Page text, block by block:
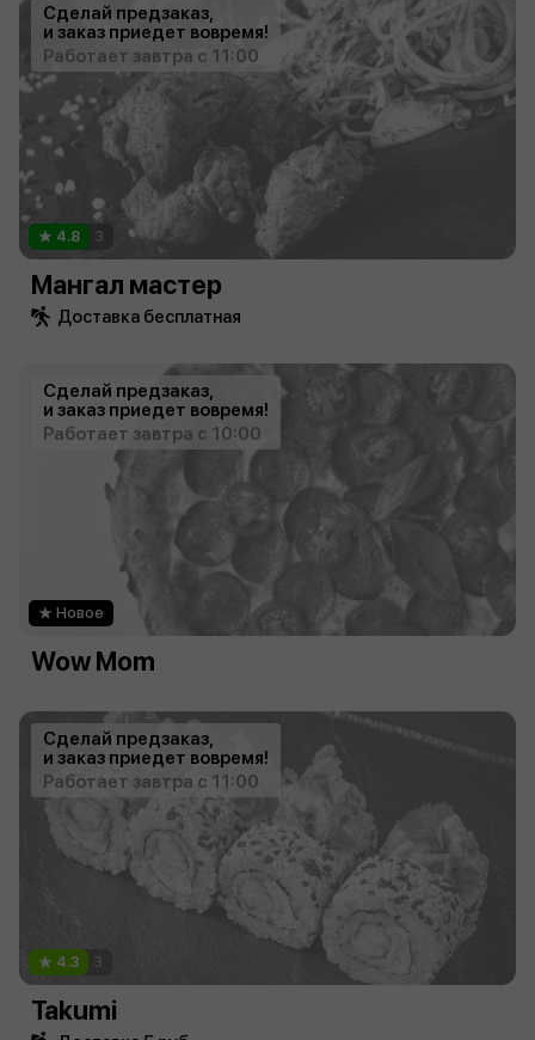
Сделай предзаказ,
и заказ приедет вовремя!
Работает завтра с 11:00
4.8 3
Мангал мастер
Доставка бесплатная
Сделай предзаказ,
и заказ приедет вовремя!
Работает завтра с 10:00
Новое
Wow Mom
Сделай предзаказ,
и заказ приедет вовремя!
Работает завтра с 11:00
4.3 3
Takumi